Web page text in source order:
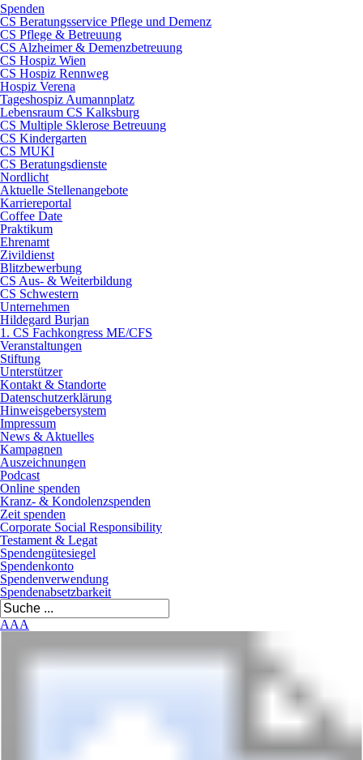
Spenden
CS Beratungsservice Pflege und Demenz
CS Pflege & Betreuung
CS Alzheimer & Demenzbetreuung
CS Hospiz Wien
CS Hospiz Rennweg
Hospiz Verena
Tageshospiz Aumannplatz
Lebensraum CS Kalksburg
CS Multiple Sklerose Betreuung
CS Kindergarten
CS MUKI
CS Beratungsdienste
Nordlicht
Aktuelle Stellenangebote
Karriereportal
Coffee Date
Praktikum
Ehrenamt
Zivildienst
Blitzbewerbung
CS Aus- & Weiterbildung
CS Schwestern
Unternehmen
Hildegard Burjan
1. CS Fachkongress ME/CFS
Veranstaltungen
Stiftung
Unterstützer
Kontakt & Standorte
Datenschutzerklärung
Hinweisgebersystem
Impressum
News & Aktuelles
Kampagnen
Auszeichnungen
Podcast
Online spenden
Kranz- & Kondolenzspenden
Zeit spenden
Corporate Social Responsibility
Testament & Legat
Spendengütesiegel
Spendenkonto
Spendenverwendung
Spendenabsetzbarkeit
AAA